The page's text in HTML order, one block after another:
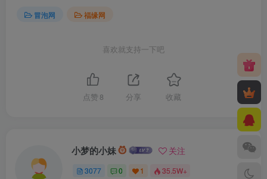
冒泡网 福缘网
喜欢就支持一下吧
点赞 8 分享 收藏
小梦的小妹 关注
3077 0 1 35.5W+